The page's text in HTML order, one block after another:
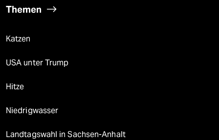
Themen
Katzen
USA unter Trump
Hitze
Niedrigwasser
Landtagswahl in Sachsen-Anhalt